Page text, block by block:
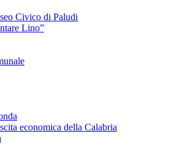
Civico di Paludi
Lino”
economica della Calabria